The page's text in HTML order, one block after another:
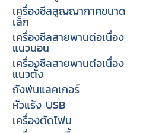
เครื่องซีลสูญญากาศขนาด
เล็ก
เครื่องซีลสายพานต่อเนื่อง
แนวนอน
เครื่องซีลสายพานต่อเนื่อง
แนวตั้ง
ถังพ่นแลคเกอร์
หัวแร้ง USB
เครื่องตัดโฟม